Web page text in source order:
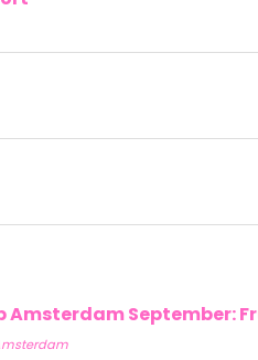
Amsterdam September: